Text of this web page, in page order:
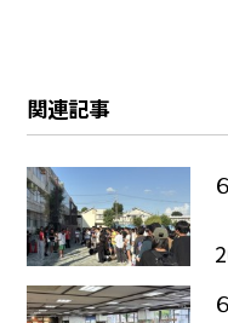
関連記事